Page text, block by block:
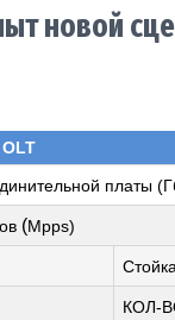
новой
платы
(Mpps)
КОЛ-